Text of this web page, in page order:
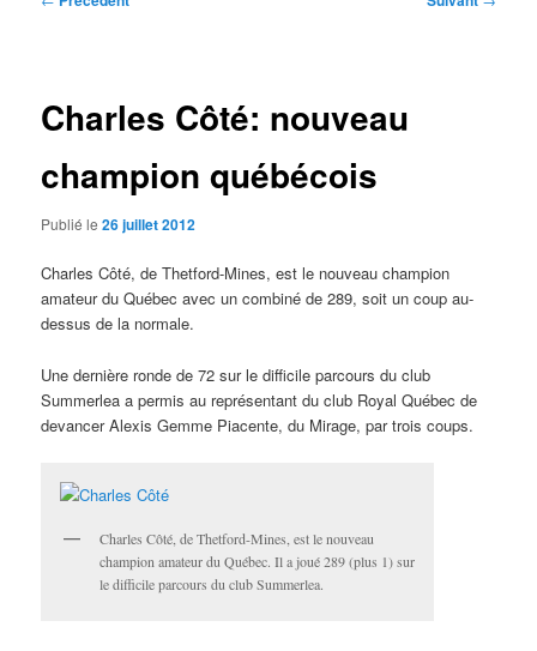
Charles Côté: nouveau
champion québécois
Publié le26 juillet 2012
Charles Côté, de Thetford-Mines, est le nouveau champion
amateur du Québec avec un combiné de 289, soit un coup au-
dessus de la normale.
Une dernière ronde de 72 sur le difficile parcours du club
Summerlea a permis au représentant du club Royal Québec de
devancer Alexis Gemme Piacente, du Mirage, par trois coups.
Charles Côté, de Thetford-Mines, est le nouveau
champion amateur du Québec. Il a joué 289 (plus 1) sur
le difficile parcours du club Summerlea.